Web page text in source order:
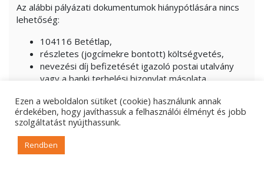
Az alábbi pályázati dokumentumok hiánypótlására nincs
lehetőség:
104116 Betétlap,
részletes (jogcímekre bontott) költségvetés,
nevezési díj befizetését igazoló postai utalvány
vagy a banki terhelési bizonylat másolata,
szabályoknak a Kedvezményezett részére
nyújtandó támogatásra történő
alkalmazhatóságáról.
Felhívjuk pályázóink figyelmét, hogy az EMET NKAI nem
Ezen a weboldalon sütiket (cookie) használunk annak
érdekében, hogy javíthassuk a felhasználói élményt és jobb
szolgáltatást nyújthassunk.
Rendben